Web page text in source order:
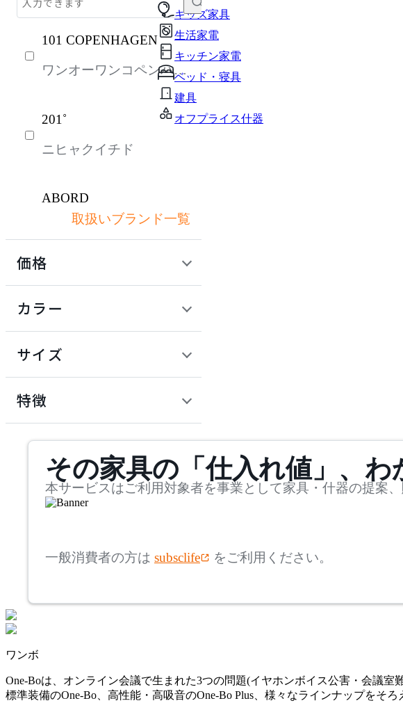
キッズ家具
生活家電
キッチン家電
ベッド・寝具
建具
オフプライス什器
テーブル・デスク
収納家具
インテリア雑貨
ライト・照明
キッチン家電
オフプライス什器
101 COPENHAGEN
ワンオーワンコペンハー
201˚
ニヒャクイチド
ABORD
アボール
アクメファニチャー
ADAL
アダルトータルインテリ
アコレクション
アイネクス
取扱いブランド一覧
価格
カラー
サイズ
mm
検索
~
~
mm
特徴
その家具の「仕入れ値」、わ
本サービスはご利用対象者を事業として家具・什器の提案
一般消費者の方は subsclife をご利用ください。
ワンボ
One-Boは、オンライン会議で生まれた3つの問題(イヤホンボイス公害・会議
標準装備のOne-Bo、高性能・高吸音のOne-Bo Plus、様々なラインナップをそろ